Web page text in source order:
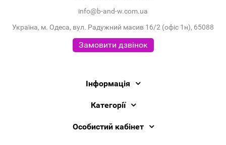
info@b-and-w.com.ua
Україна, м. Одеса, вул. Радужний масив 16/2 (офіс 1н), 65088
Замовити дзвінок
Інформація
Категорії
Особистий кабінет